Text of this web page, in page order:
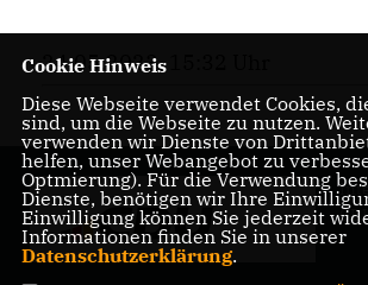
24.05.2023, 15:32 Uhr
Cookie Hinweis
Diese Webseite verwendet Cookies,
sind, um die Webseite zu nutzen.
verwenden wir Dienste von
helfen, unser Webangebot zu
Optmierung). Für die Verwendung
Dienste, benötigen wir Ihre
Einwilligung können Sie jederzeit
Informationen finden Sie in unserer
Datenschutzerklärung.